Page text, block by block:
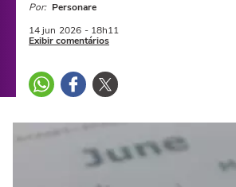
Por: Personare
14 jun 2026 - 18h11
Exibir comentários